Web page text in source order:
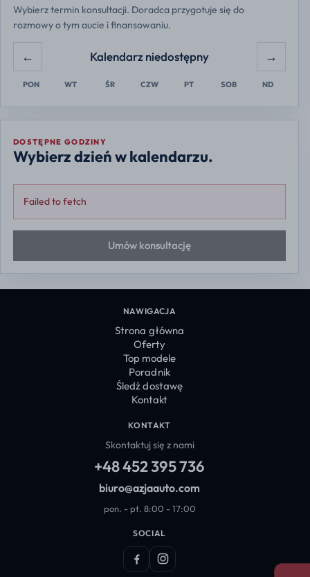
Wybierz termin konsultacji. Doradca przygotuje się do
rozmowy o tym aucie i finansowaniu.
← Kalendarz niedostępny →
PON WT ŚR CZW PT SOB ND
DOSTĘPNE GODZINY
Wybierz dzień w kalendarzu.
Failed to fetch
Umów konsultację
NAWIGACJA
Strona główna
Oferty
Top modele
Poradnik
Śledź dostawę
Kontakt
KONTAKT
Skontaktuj się z nami
+48 452 395 736
biuro@azjaauto.com
pon. - pt. 8:00 - 17:00
SOCIAL
FacebookInstagram